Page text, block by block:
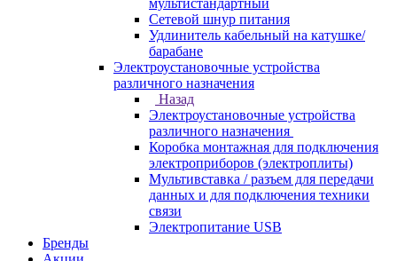
мультистандартный
Сетевой шнур питания
Удлинитель кабельный на катушке/
барабане
Электроустановочные устройства
различного назначения
Назад
Электроустановочные устройства
различного назначения
Коробка монтажная для подключения
электроприборов (электроплиты)
Мультивставка / разъем для передачи
данных и для подключения техники
связи
Электропитание USB
Бренды